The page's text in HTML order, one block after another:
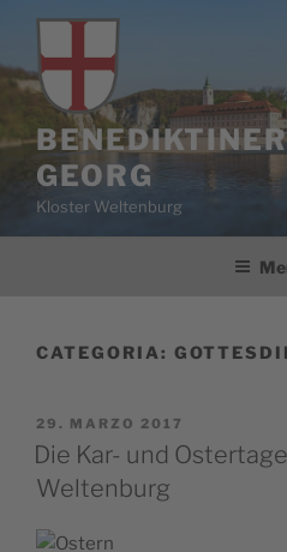
Salta
contenuto
GEORG
Kloster Weltenburg
CATEGORIA:
PUBBLICATO
IL
29. MARZO 2017
Die Kar- und
Weltenburg